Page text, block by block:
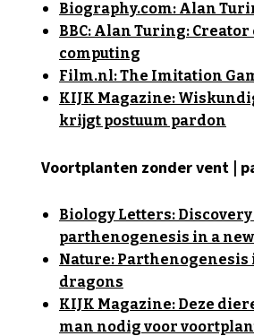
Biography.com: Alan
BBC: Alan Turing:
computing
Film.nl: The Imitation
KIJK Magazine:
krijgt postuum pardon
Voortplanten zonder vent |
Biology Letters:
parthenogenesis in a
Nature: Parthenogenesis
dragons
KIJK Magazine: Deze
man nodig voor